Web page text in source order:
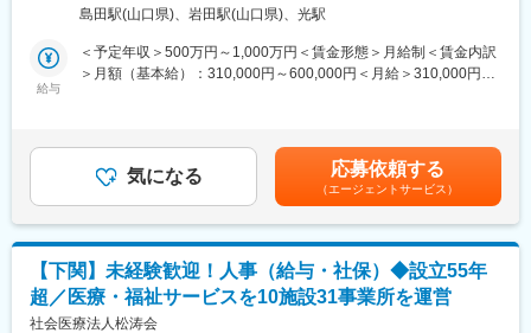
■職務内容
・医薬品製造設備の各導入プロジェクトの担当者として以下の業
務に従事いただきます。
-工事設置
-生産立ち上げ
-部門内外の関係者との交渉、社外関係者と交渉
グローバル旗艦工場である光工場には、原薬・固形剤・注射剤・
ワクチン等の多様な製品群を生産する多くの製造設備がありま
す。海外の製造所で環境モニタリングをリードするエキスパート
や、業界団体で活躍しているエキスパートと情報を共有する機会
島田駅(山口県)、岩田駅(山口県)、光駅
給与
＜予定年収＞500万円～1,000万円＜賃金形態＞月給制＜賃金内訳
＞月額（基本給）：310,000円～600,000円＜月給＞310,000円～
上下する可能性があります。月給(月額)は固定手当を含めた表記で
す。
気になる 応募依頼する
（エージェントサービス）
【下関】未経験歓迎！人事（給与・社保）◆設立55年
超／医療・福祉サービスを10施設31事業所を運営
社会医療法人松涛会